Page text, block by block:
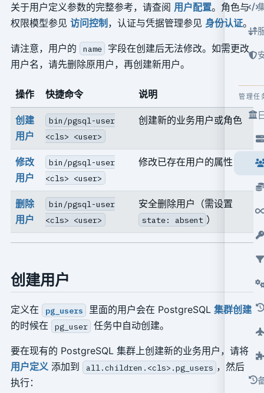
管理任
关于用户定义参数的完整参考，请查阅 用户配置。角色与
权限模型参见 访问控制 ，认证与凭据管理参见 身份认证。
请注意，用户的 name
字段在创建后无法修改。如需更改
用户名，请先删除原用户，再创建新用户。
操作 快捷命令 说明
创建
用户
bin/pgsql-user
<cls> <user>
创建新的业务用户或角色
修改
用户
bin/pgsql-user
<cls> <user>
修改已存在用户的属性
删除
用户
bin/pgsql-user
<cls> <user>
安全删除用户（需设置
state: absent ）
创建用户
定义在 pg_users 里面的用户会在 PostgreSQL集群创建
的时候在
pg_user 任务中自动创建。
要在现有的 PostgreSQL 集群上创建新的业务用户，请将
用户定义添加到 all.children.<cls>.pg_users ，然后
执行：